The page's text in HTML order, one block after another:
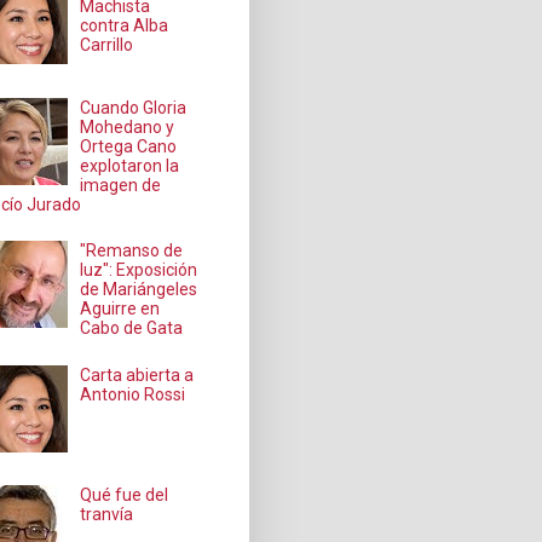
Machista
contra Alba
Carrillo
Cuando Gloria
Mohedano y
Ortega Cano
explotaron la
imagen de
Jurado
"Remanso de
luz": Exposición
de Mariángeles
Aguirre en
Cabo de Gata
Carta abierta a
Antonio Rossi
Qué fue del
tranvía